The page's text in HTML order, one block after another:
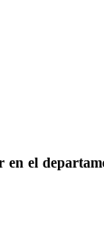
el